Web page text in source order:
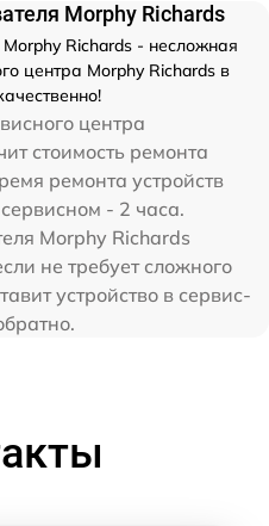
Morphy Richards
Richards - несложная
центра Morphy Richards в
центра
стоимость ремонта
ремонта устройств
- 2 часа.
Morphy Richards
не требует сложного
устройство в сервис-